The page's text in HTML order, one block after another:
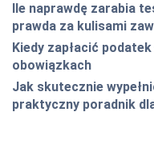
Ile naprawdę zarabia
prawda za kulisami
Kiedy zapłacić
obowiązkach
Jak skutecznie
praktyczny poradnik